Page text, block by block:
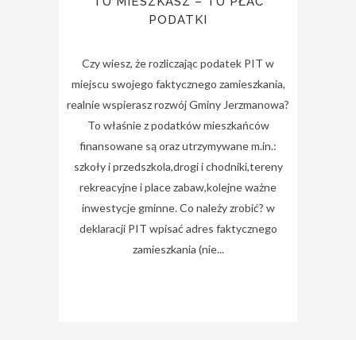
PODATKI
Czy wiesz, że rozliczając podatek PIT w
miejscu swojego faktycznego zamieszkania,
realnie wspierasz rozwój Gminy Jerzmanowa?
To właśnie z podatków mieszkańców
finansowane są oraz utrzymywane m.in.:
szkoły i przedszkola,drogi i chodniki,tereny
rekreacyjne i place zabaw,kolejne ważne
inwestycje gminne. Co należy zrobić? w
deklaracji PIT wpisać adres faktycznego
zamieszkania (nie...